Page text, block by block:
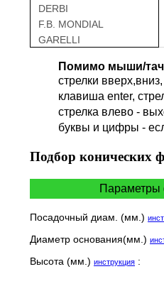
DERBI
F.B. MONDIAL
GARELLI
GILERA
HARLEY DAVIDSON
HERO
HUSQVARNA
INDIAN
KEEWAY
MBK
MOTO GUZZI
Помимо мыши/
стрелки
клавиша enter,
cтрелка влево -
буквы и цифры -
Подбор конических
Параметры
Посадочный диам. (мм.)
Диаметр основания(мм.)
Высота (мм.) инструкция :